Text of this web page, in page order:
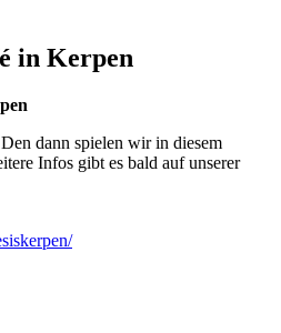
in Kerpen
dann spielen wir in diesem
Infos gibt es bald auf unserer